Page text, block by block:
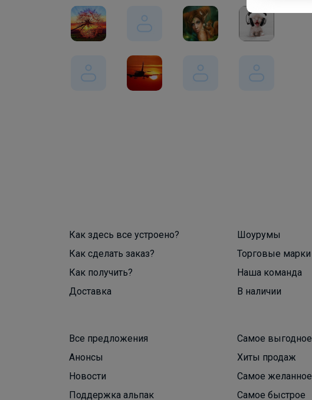
Как здесь все устроено?
Как сделать заказ?
Как получить?
Доставка
Шоурумы
Торговые марки
Наша команда
В наличии
Все предложения
Анонсы
Новости
Поддержка альпак
Самое выгодное
Хиты продаж
Самое желанное
Самое быстрое